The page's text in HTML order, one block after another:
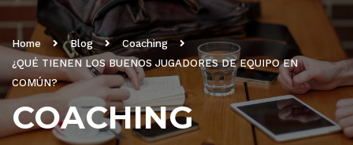
Home Blog
Coaching
¿QUÉ TIENEN LOS BUENOS JUGADORES DE EQUIPO EN
COMÚN?
COACHING